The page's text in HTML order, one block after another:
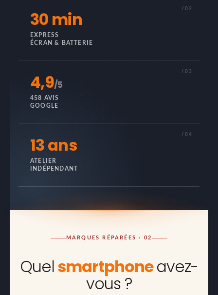
/02
30 min
EXPRESS
ÉCRAN & BATTERIE
/03
4,9/5
458 AVIS
GOOGLE
/04
13 ans
ATELIER
INDÉPENDANT
MARQUES RÉPARÉES · 02
Quelsmartphoneavez-
vous ?